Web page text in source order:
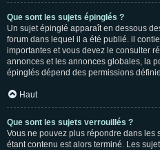
Que sont les sujets épinglés ?
Un sujet épinglé apparaît en dessous
forum dans lequel il a été publié. il
importantes et vous devez le consulter
annonces et les annonces globales, la
épinglés dépend des permissions
Haut
Que sont les sujets verrouillés ?
Vous ne pouvez plus répondre dans les
étant contenu est alors terminé. Les